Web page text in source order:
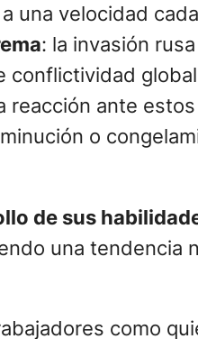
a una velocidad
: la invasión
ante
o
de sus
una tendencia
como